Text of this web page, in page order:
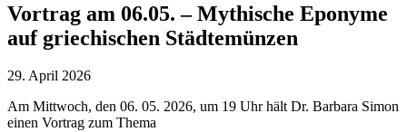
Vortrag am 06.05. – Mythische Eponyme
auf griechischen Städtemünzen
29. April 2026
Am Mittwoch, den 06. 05. 2026, um 19 Uhr hält Dr. Barbara Simon
einen Vortrag zum Thema